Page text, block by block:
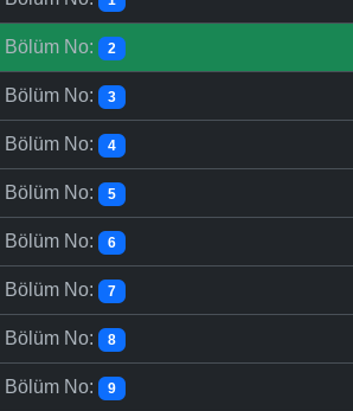
Bölüm No: 2
Bölüm No: 3
Bölüm No: 4
Bölüm No: 5
Bölüm No: 6
Bölüm No: 7
Bölüm No: 8
Bölüm No: 9